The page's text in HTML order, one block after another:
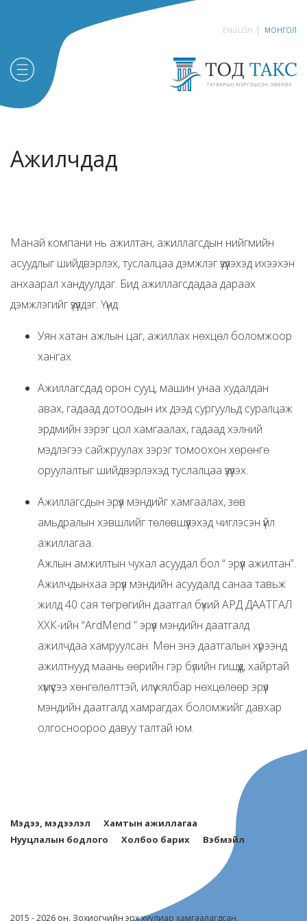
ENGLISH МОНГОЛ
Ажилчдад
Манай компани нь ажилтан, ажиллагсдын нийгмийн
асуудлыг шийдвэрлэх, туслалцаа дэмжлэг үзүүлэхэд ихээхэн
анхаарал хандуулдаг. Бид ажиллагсдадаа дараах
дэмжлэгийг үзүүлдэг. Үүнд:
Уян хатан ажлын цаг, ажиллах нөхцөл боломжоор
хангах
Ажиллагсдад орон сууц, машин унаа худалдан
авах, гадаад дотоодын их дээд сургуульд суралцаж
эрдмийн зэрэг цол хамгаалах, гадаад хэлний
мэдлэгээ сайжруулах зэрэг томоохон хөрөнгө
оруулалтыг шийдвэрлэхэд туслалцаа үзүүлэх.
Ажиллагсдын эрүүл мэндийг хамгаалах, зөв
амьдралын хэвшлийг төлөвшүүлэхэд чиглэсэн үйл
ажиллагаа.
Ажлын амжилтын чухал асуудал бол “ эрүүл ажилтан”.
Ажилчдынхаа эрүүл мэндийн асуудалд санаа тавьж
жилд 40 сая төгрөгийн даатгал бүхий АРД ДААТГАЛ
ХХК-ийн “ArdMend ” эрүүл мэндийн даатгалд
ажилчдаа хамруулсан. Мөн энэ даатгалын хүрээнд
ажилтнууд маань өөрийн гэр бүлийн гишүүд, хайртай
хүмүүсээ хөнгөлөлттэй, илүү хялбар нөхцөлөөр эрүүл
мэндийн даатгалд хамрагдах боломжийг давхар
олгосноороо давуу талтай юм.
Мэдээ, мэдээлэл
Хамтын ажиллагаа
Нууцлалын бодлого
Холбоо барих Вэбмэйл
2015 - 2026 он. Зохиогчийн эрх хуулиар хамгаалагдсан.